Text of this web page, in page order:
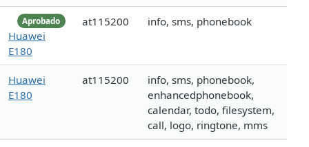
Aprobado
Huawei
E180
at115200 info, sms, phonebook
Huawei
E180
at115200
info, sms, phonebook,
enhancedphonebook,
calendar, todo, filesystem,
call, logo, ringtone, mms